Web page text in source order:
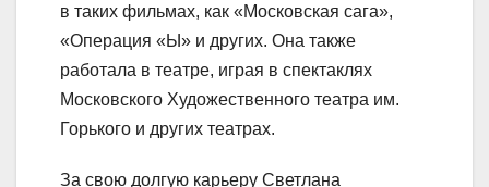
в таких фильмах, как «Московская сага»,
«Операция «Ы» и других. Она также
работала в театре, играя в спектаклях
Московского Художественного театра им.
Горького и других театрах.
За свою долгую карьеру Светлана